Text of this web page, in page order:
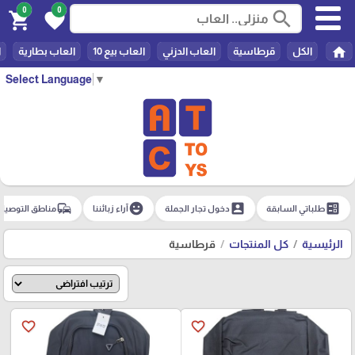
Select Language ▼
search
0
favorite
0
shopping_cart
home الكل قرطاسية العاب الدزني العاب بيع 10 العاب بطارية
ballotطلباتي السابقة account_boxدخول تجار الجملة emoji_emotionsآراء زبائننا commuteمناطق
الرئيسية كل المنتجات قرطاسية
favorite_border
favorite_border